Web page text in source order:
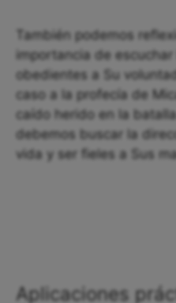
También podemos
importancia de
obedientes a Su
caso a la profecía de
caído herido en la
debemos buscar la
vida y ser fieles a Sus
Aplicaciones